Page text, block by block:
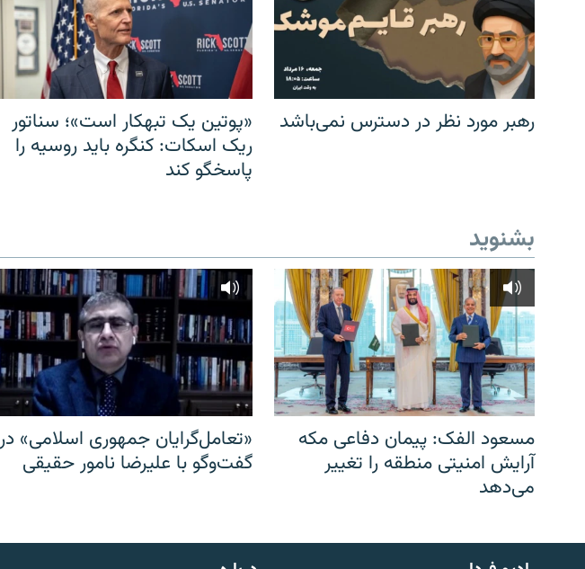
English
رهبر مورد نظر در دسترس نمی‌باشد
«پوتین یک تبهکار است»؛ سناتور
ریک اسکات: کنگره باید روسیه را
پاسخگو کند
بشنوید
مسعود الفک: پیمان دفاعی مکه
آرایش امنیتی منطقه را تغییر
می‌دهد
«تعامل‌گرایان جمهوری اسلامی» در
گفت‌وگو با علیرضا نامور حقیقی